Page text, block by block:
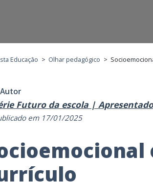
Educação > Olhar pedagógico >
Autor
Futuro da escola |
em 17/01/2025